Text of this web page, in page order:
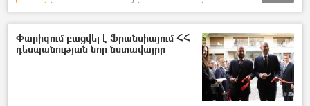
Սերգեյ Սոբյանին
Փարիզում բացվել է Ֆրանսիայում ՀՀ
դեսպանության նոր նստավայրը